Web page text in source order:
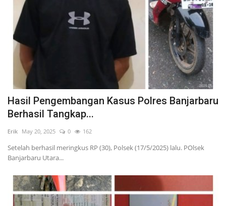
Hasil Pengembangan Kasus Polres Banjarbaru
Berhasil Tangkap...
Erik May 20, 2025 0 162
Setelah berhasil meringkus RP (30), Polsek (17/5/2025) lalu. POlsek
Banjarbaru Utara...